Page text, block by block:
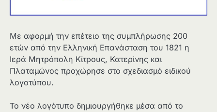
Με αφορμή την επέτειο της συμπλήρωσης 200
ετών από την Ελληνική Επανάσταση του 1821 η
Ιερά Μητρόπολη Κίτρους, Κατερίνης και
Πλαταμώνος προχώρησε στο σχεδιασμό ειδικού
λογοτύπου.
Το νέο λογότυπο δημιουργήθηκε μέσα από το